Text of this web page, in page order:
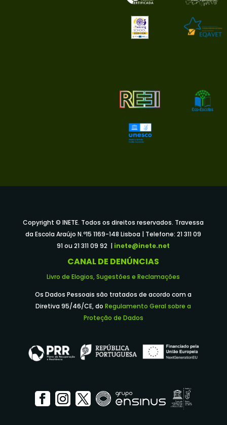
Copyright © INETE. Todos os direitos reservados. Travessa
da Escola Araújo N.º15 1169-148 Lisboa | Telefone: 21 311 09
91 ou 21 311 09 92 | inete@inete.net
CANAL DE DENÚNCIAS
Livro de Elogios, Sugestões e Reclamações
Os Dados Pessoais são tratados de acordo com a
Diretiva 95/46/CE, doRegulamento Geral sobre a
Proteção de Dados